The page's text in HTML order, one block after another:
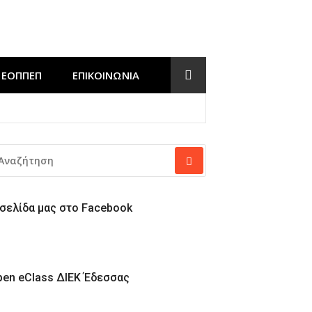
ΕΟΠΠΕΠ ΕΠΙΚΟΙΝΩΝΊΑ
μας στο Facebook
eClass ΔΙΕΚ Έδεσσας